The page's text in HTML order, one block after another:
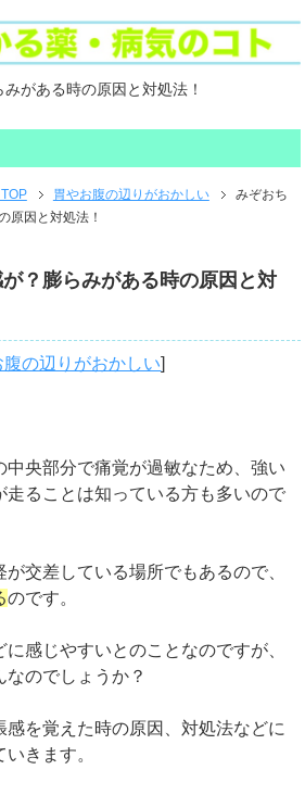
がある時の原因と対処法！
胃やお腹の辺りがおかしい
みぞおち
原因と対処法！
？膨らみがある時の原因と対
腹の辺りがおかしい]
中央部分で痛覚が過敏なため、強い
走ることは知っている方も多いので
交差している場所でもあるので、
のです。
感じやすいとのことなのですが、
なのでしょうか？
感を覚えた時の原因、対処法などに
きます。